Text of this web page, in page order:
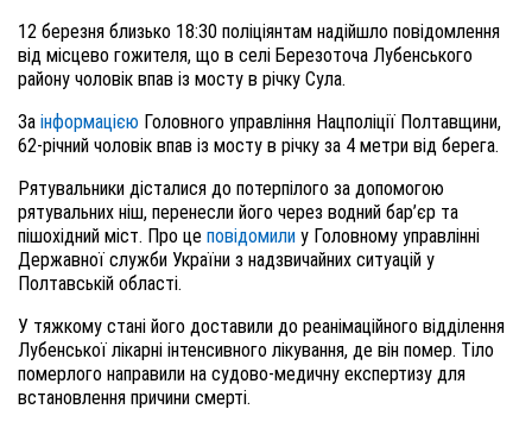
12 березня близько 18:30 поліціянтам надійшло повідомлення
від місцево гожителя, що в селі Березоточа Лубенського
району чоловік впав із мосту в річку Сула.
За інформацією Головного управління Нацполіції Полтавщини,
62-річний чоловік впав із мосту в річку за 4 метри від берега.
Рятувальники дісталися до потерпілого за допомогою
рятувальних ніш, перенесли його через водний бар’єр та
пішохідний міст. Про це повідомили у Головному управлінні
Державної служби України з надзвичайних ситуацій у
Полтавській області.
У тяжкому стані його доставили до реанімаційного відділення
Лубенської лікарні інтенсивного лікування, де він помер. Тіло
померлого направили на судово-медичну експертизу для
встановлення причини смерті.